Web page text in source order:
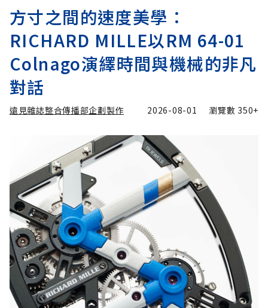
方寸之間的速度美學：
RICHARD MILLE以RM 64-01
Colnago演繹時間與機械的非凡
對話
遠見雜誌整合傳播部企劃製作 2026-08-01 瀏覽數 350+